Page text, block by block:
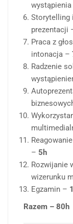
Storytelling
prezentacji
Praca z
intonacja –
Radzenie
– 5h
Rozwijanie
wizerunku
Egzamin –
Razem – 80h